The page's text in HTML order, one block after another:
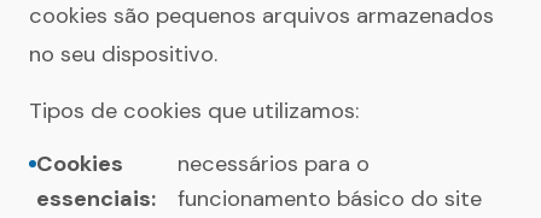
cookies são pequenos arquivos armazenados
no seu dispositivo.
Tipos de cookies que utilizamos:
Cookies
essenciais:
necessários para o
funcionamento básico do site